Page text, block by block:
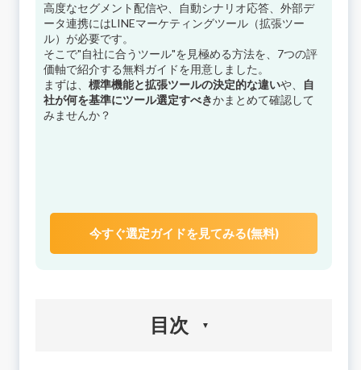
高度なセグメント配信や、自動シナリオ応答、外部デ
ータ連携にはLINEマーケティングツール（拡張ツー
ル）が必要です。
そこで"自社に合うツール"を見極める方法を、7つの評
価軸で紹介する無料ガイドを用意しました。
まずは、 標準機能と拡張ツールの決定的な違いや、
自
社が何を基準にツール選定すべきかまとめて確認して
みませんか？
今すぐ選定ガイドを見てみる(無料)
目次